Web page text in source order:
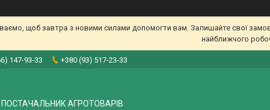
щоб завтра з новими силами допомогти вам. Залишайте свої
найближчого
147-93-33 +380 (93) 517-23-33
АГРОТОВАРІВ